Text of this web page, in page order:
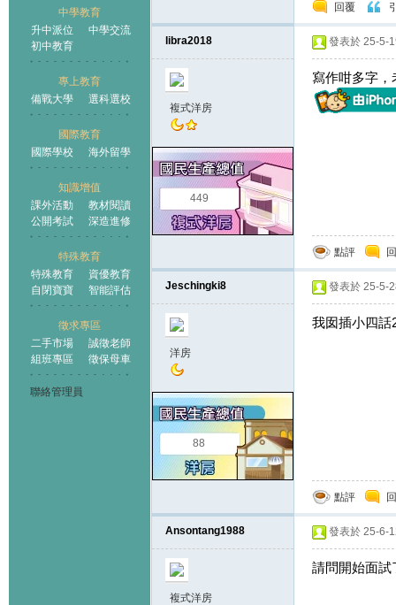
中學教育
升中派位
中學交流
初中教育
專上教育
備戰大學
選科選校
國際教育
國際學校
海外留學
知識增值
課外活動
教材閱讀
公開考試
深造進修
特殊教育
特殊教育
資優教育
自閉寶寶
智能評估
徵求專區
二手市場
誠徵老師
組班專區
徵保母車
聯絡管理員
回覆
libra2018
複式洋房
449
發表於 25-5-
寫作咁多字
點評
Jeschingki8
洋房
88
發表於 25-5-
我囡插小四話
點評
Ansontang1988
複式洋房
發表於 25-6-
請問開始面試